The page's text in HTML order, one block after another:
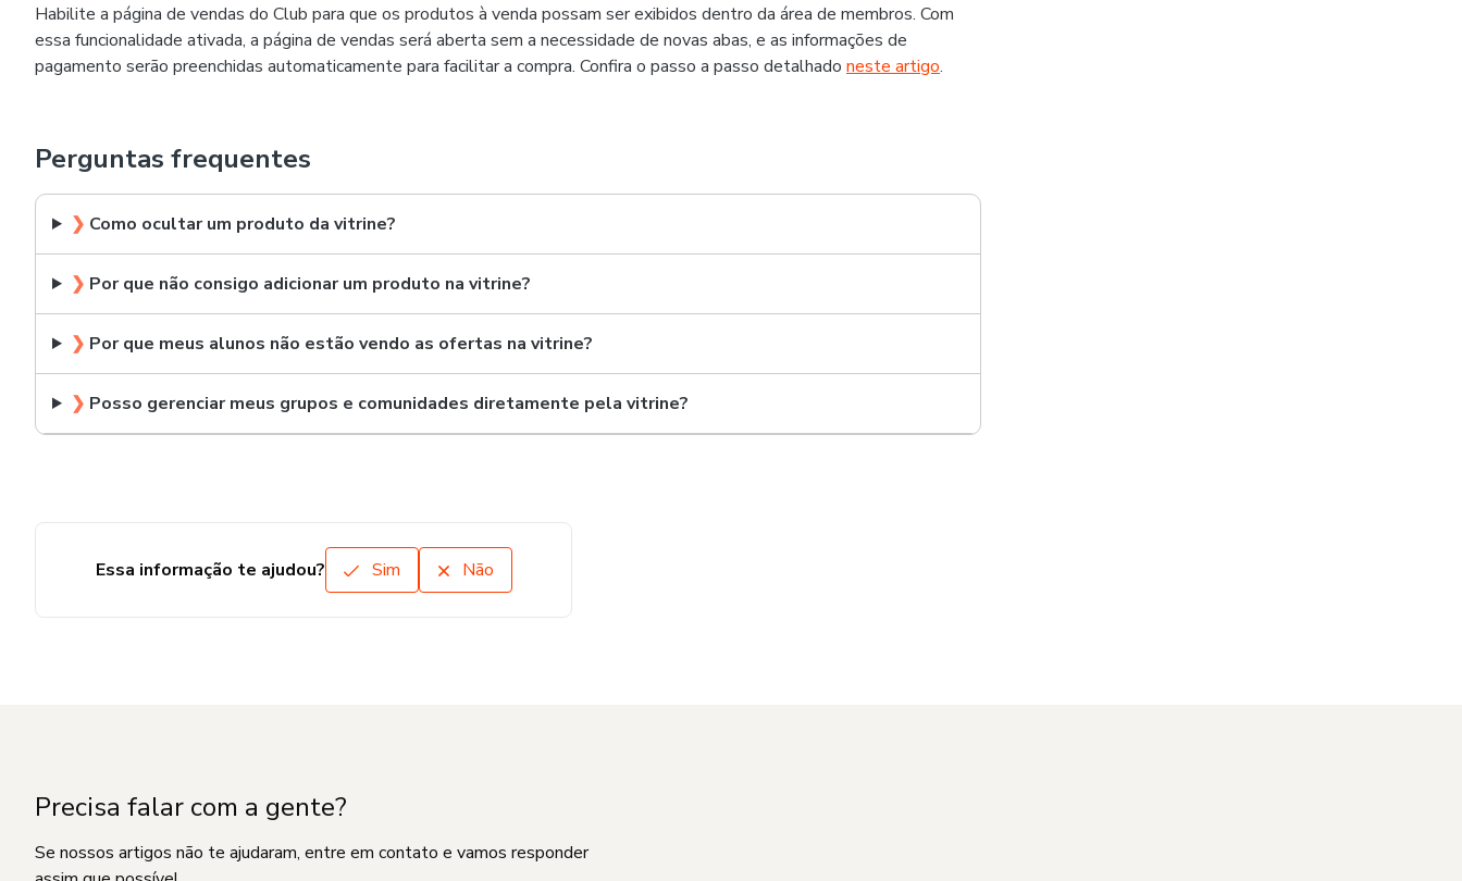
Habilite a página de vendas do Club para que os produtos à venda possam ser exibidos dentro da área de membros. Com
essa funcionalidade ativada, a página de vendas será aberta sem a necessidade de novas abas, e as informações de
pagamento serão preenchidas automaticamente para facilitar a compra. Confira o passo a passo detalhado neste artigo.
Perguntas frequentes
❯ Como ocultar um produto da vitrine?
❯ Por que não consigo adicionar um produto na vitrine?
❯ Por que meus alunos não estão vendo as ofertas na vitrine?
❯ Posso gerenciar meus grupos e comunidades diretamente pela vitrine?
Essa informação te ajudou? Sim Não
Precisa falar com a gente?
Se nossos artigos não te ajudaram, entre em contato e vamos responder